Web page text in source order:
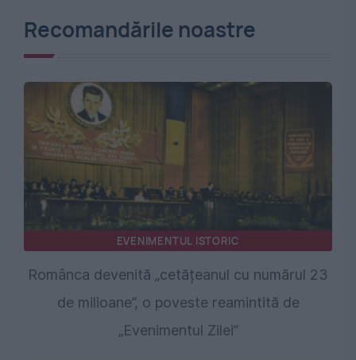
Recomandările noastre
EVENIMENTUL ISTORIC
Românca devenită „cetățeanul cu numărul 23
de milioane”, o poveste reamintită de
„Evenimentul Zilei”